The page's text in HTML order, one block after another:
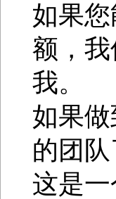
如果
额，
我。
如果
的团
这是